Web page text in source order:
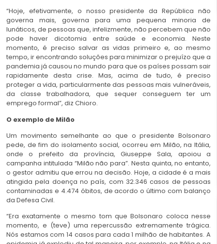
“Hoje, efetivamente, o nosso presidente da República não
governa mais, governa para uma pequena minoria de
lunáticos, de pessoas que, infelizmente, não percebem que não
pode haver dicotomia entre saúde e economia. Neste
momento, é preciso salvar as vidas primeiro e, ao mesmo
tempo, ir encontrando soluções para minimizar o prejuízo que a
pandemia já causou no mundo para que os países possam sair
rapidamente desta crise. Mas, acima de tudo, é preciso
proteger a vida, particularmente das pessoas mais vulneráveis,
da classe trabalhadora, que sequer conseguem ter um
emprego formal”, diz Chioro.
O exemplo de Milão
Um movimento semelhante ao que o presidente Bolsonaro
pede, de fim do isolamento social, ocorreu em Milão, na Itália,
onde o prefeito da província, Giuseppe Sala, apoiou a
campanha intitulada “Milão não para”. Nesta quinta, no entanto,
o gestor admitiu que errou na decisão. Hoje, a cidade é a mais
atingida pela doença no país, com 32.346 casos de pessoas
contaminadas e 4.474 óbitos, de acordo o último com balanço
da Defesa Civil.
“Era exatamente o mesmo tom que Bolsonaro coloca nesse
momento, e (teve) uma repercussão extremamente trágica.
Nós estamos com 14 casos para cada 1 milhão de habitantes. A